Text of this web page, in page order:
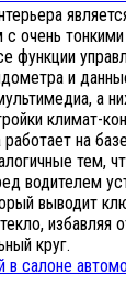
очень
функции
и
а
климат-
на
тем,
водителем
выводит
избавляя
круг.